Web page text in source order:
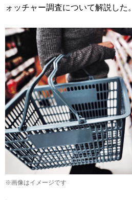
ォッチャー調査について解説した。
※画像はイメージです